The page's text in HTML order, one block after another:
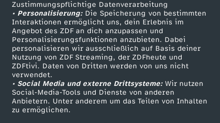
Zustimmungspflichtige Datenverarbeitung
• Personalisierung:Die Speicherung von bestimmten
Interaktionen ermöglicht uns, dein Erlebnis im
Angebot des ZDF an dich anzupassen und
Personalisierungsfunktionen anzubieten. Dabei
personalisieren wir ausschließlich auf Basis deiner
Nutzung von ZDF Streaming, der ZDFheute und
ZDFtivi. Daten von Dritten werden von uns nicht
verwendet.
• Social Media und externe Drittsysteme:Wir nutzen
Social-Media-Tools und Dienste von anderen
Anbietern. Unter anderem um das Teilen von Inhalten
zu ermöglichen.
Livestreams
Sendungen A-Z
TV-Programm
Zuschauerservice
Hilfe
ZDF Unternehmen
Karriere